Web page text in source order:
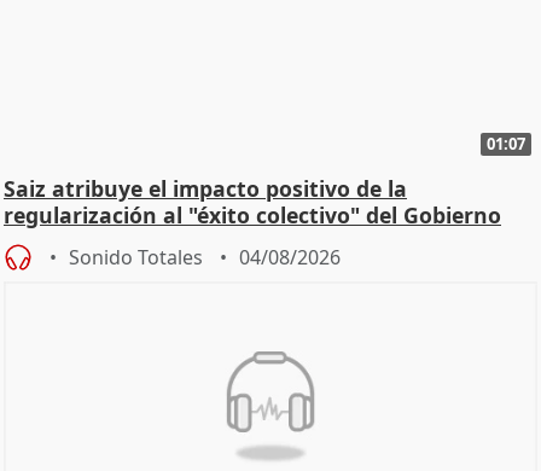
01:07
Saiz atribuye el impacto positivo de la
regularización al "éxito colectivo" del Gobierno
Sonido Totales 04/08/2026